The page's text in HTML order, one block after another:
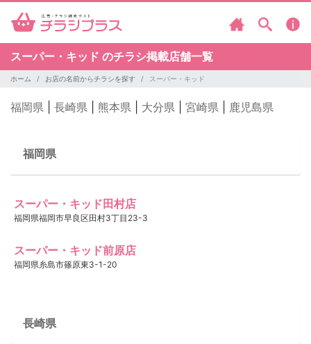
スーパー・キッド のチラシ掲載店舗一覧
ホーム お店の名前からチラシを探す スーパー・キッド
福岡県 長崎県 熊本県 大分県 宮崎県 鹿児島県
福岡県
スーパー・キッド田村店
福岡県福岡市早良区田村3丁目23-3
スーパー・キッド前原店
福岡県糸島市篠原東3-1-20
長崎県